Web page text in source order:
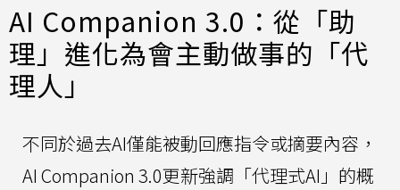
AI Companion 3.0：從「助
理」進化為會主動做事的「代
理人」
不同於過去AI僅能被動回應指令或摘要內容，
AI Companion 3.0更新強調「代理式AI」的概